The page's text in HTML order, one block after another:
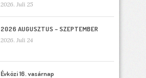
2026. Juli 25
2026 AUGUSZTUS – SZEPTEMBER
2026. Juli 24
Évközi 16. vasárnap